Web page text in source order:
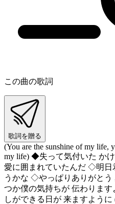
この曲の歌詞
歌詞を贈る
(You are the sunshine of my life,
my life) ◆失って気付いた か
愛に囲まれていたんだ ◇明日
うかな ◇やっぱりありがと
つか僕の気持ちが 伝わりま
しができる日が 来ますよう